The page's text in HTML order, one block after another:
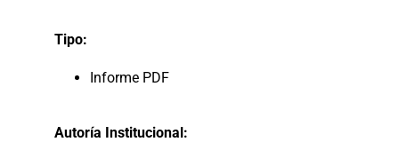
Tipo:
Informe PDF
Autoría Institucional: